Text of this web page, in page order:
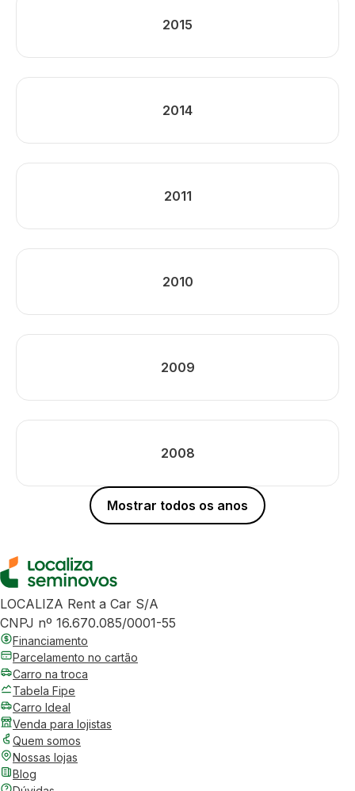
2015
2014
2011
2010
2009
2008
Mostrar todos os anos
LOCALIZA Rent a Car S/A
CNPJ nº 16.670.085/0001-55
Financiamento
Parcelamento no cartão
Carro na troca
Tabela Fipe
Carro Ideal
Venda para lojistas
Quem somos
Nossas lojas
Blog